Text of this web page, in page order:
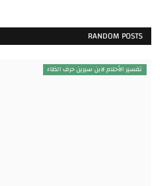
RANDOM POSTS
تفسير الأحلام لابن سيرين حرف الظاء